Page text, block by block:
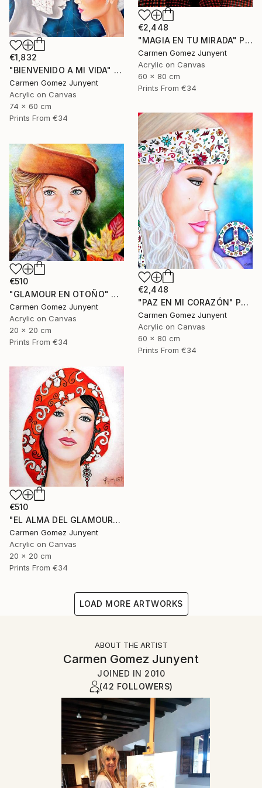
€2,448
"MAGIA EN TU MIRADA" Painting
Carmen Gomez Junyent
Acrylic on Canvas
60 x 80 cm
Prints From €34
€1,832
"BIENVENIDO A MI VIDA" Painting
Carmen Gomez Junyent
Acrylic on Canvas
74 x 60 cm
Prints From €34
€2,448
"PAZ EN MI CORAZÓN" Painting
Carmen Gomez Junyent
Acrylic on Canvas
60 x 80 cm
Prints From €34
€510
"GLAMOUR EN OTOÑO" Painting
Carmen Gomez Junyent
Acrylic on Canvas
20 x 20 cm
Prints From €34
€510
"EL ALMA DEL GLAMOUR" Painting
Carmen Gomez Junyent
Acrylic on Canvas
20 x 20 cm
Prints From €34
LOAD MORE ARTWORKS
ABOUT THE ARTIST
Carmen Gomez Junyent
JOINED IN 2010
(42 FOLLOWERS)